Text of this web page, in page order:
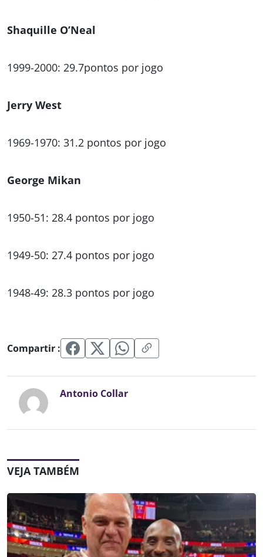
Shaquille O’Neal
1999-2000: 29.7pontos por jogo
Jerry West
1969-1970: 31.2 pontos por jogo
George Mikan
1950-51: 28.4 pontos por jogo
1949-50: 27.4 pontos por jogo
1948-49: 28.3 pontos por jogo
Compartir :
Antonio Collar
VEJA TAMBÉM